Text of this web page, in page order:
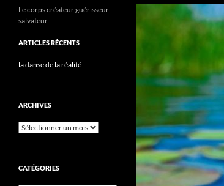
Le corps créateur guérisseur
salvateur
ARTICLES RÉCENTS
la danse de la réalité
ARCHIVES
Archives
CATÉGORIES